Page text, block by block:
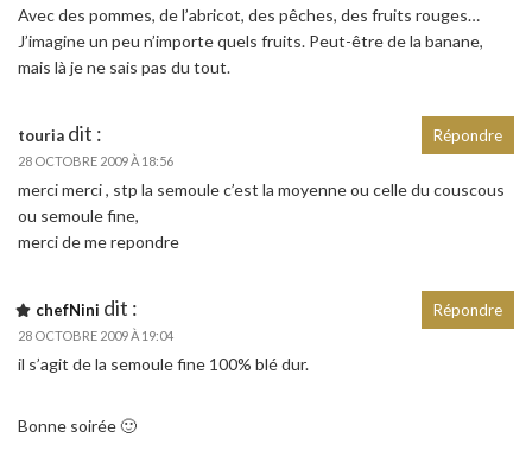
Avec des pommes, de l’abricot, des pêches, des fruits rouges…
J’imagine un peu n’importe quels fruits. Peut-être de la banane,
mais là je ne sais pas du tout.
touria dit :
28 OCTOBRE 2009 À 18:56
merci merci , stp la semoule c’est la moyenne ou celle du couscous
ou semoule fine,
merci de me repondre
Répondre
chefNini dit :
28 OCTOBRE 2009 À 19:04
il s’agit de la semoule fine 100% blé dur.
Bonne soirée 🙂
Répondre